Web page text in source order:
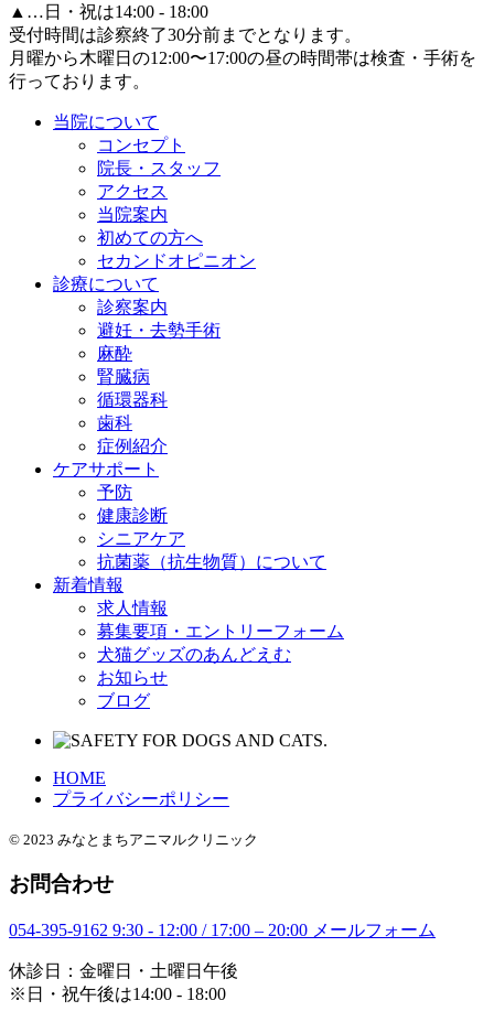
▲ …日・祝は14:00 - 18:00
受付時間は診察終了30分前までとなります。
月曜から木曜日の12:00〜17:00の昼の時間帯は検査・手術を
行っております。
当院について
コンセプト
院長・スタッフ
アクセス
当院案内
初めての方へ
セカンドオピニオン
診療について
診察案内
避妊・去勢手術
麻酔
腎臓病
循環器科
歯科
症例紹介
ケアサポート
予防
健康診断
シニアケア
抗菌薬（抗生物質）について
新着情報
求人情報
募集要項・エントリーフォーム
犬猫グッズのあんどえむ
お知らせ
ブログ
HOME
プライバシーポリシー
© 2023 みなとまちアニマルクリニック
お問合わせ
054-395-9162 9:30 - 12:00 / 17:00 – 20:00 メールフォーム
休診日：金曜日・土曜日午後
※日・祝午後は14:00 - 18:00